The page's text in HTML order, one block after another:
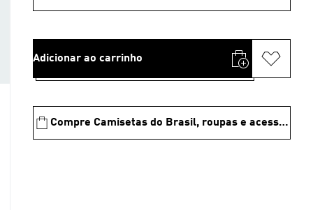
Adicionar ao carrinho
Compre Camisetas do Brasil, roupas e acessórios